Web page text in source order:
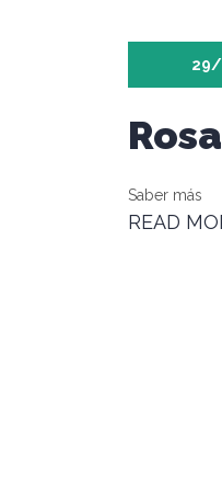
Saber más
READ